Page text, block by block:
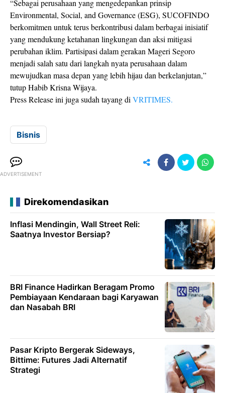
“Sebagai perusahaan yang mengedepankan prinsip
Environmental, Social, and Governance (ESG), SUCOFINDO
berkomitmen untuk terus berkontribusi dalam berbagai inisiatif
yang mendukung ketahanan lingkungan dan aksi mitigasi
perubahan iklim. Partisipasi dalam gerakan Mageri Segoro
menjadi salah satu dari langkah nyata perusahaan dalam
mewujudkan masa depan yang lebih hijau dan berkelanjutan,”
tutup Habib Krisna Wijaya.
Press Release ini juga sudah tayang di VRITIMES.
Bisnis
ADVERTISEMENT
Direkomendasikan
Inflasi Mendingin, Wall Street Reli:
Saatnya Investor Bersiap?
BRI Finance Hadirkan Beragam Promo
Pembiayaan Kendaraan bagi Karyawan
dan Nasabah BRI
Pasar Kripto Bergerak Sideways,
Bittime: Futures Jadi Alternatif
Strategi